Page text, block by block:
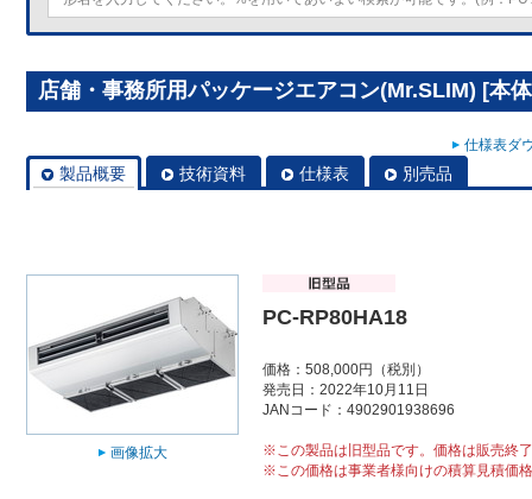
店舗・事務所用パッケージエアコン(Mr.SLIM) [本
仕様表ダ
製品概要 技術資料 仕様表 別売品
画像拡大
PC-RP80HA18
価格：508,000円（税別）
発売日：2022年10月11日
JANコード：4902901938696
※この製品は旧型品です。価格は販売終
※この価格は事業者様向けの積算見積価